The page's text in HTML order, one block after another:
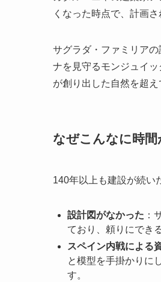
くなった時点で、計画
サグラダ・ファミリア
ナを見守るモンジュイ
が創り出した自然を超
なぜこんなに時間
140年以上も建設が続
設計図がなかった ：
ており、頼りにでき
スペイン内戦による
と模型を手掛かりに
す。